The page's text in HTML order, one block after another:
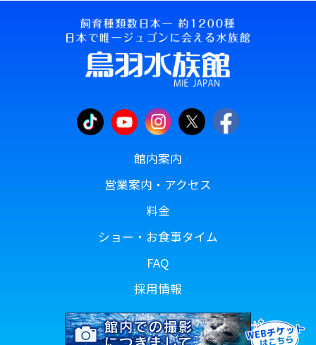
館内案内
営業案内・アクセス
料金
ショー・お食事タイム
FAQ
採用情報